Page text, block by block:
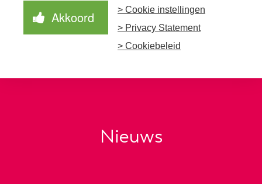
Akkoord
> Cookie instellingen
> Privacy Statement
> Cookiebeleid
aanpak
Samen Beter
Nieuws
laatste nieuws!
Aanmelden nieuwsbrief
Nieuws